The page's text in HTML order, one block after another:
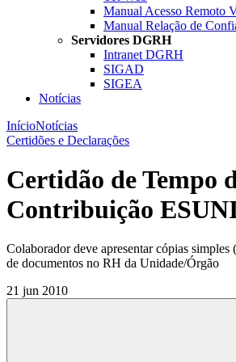
Manual Acesso Remoto
Manual Relação de
Servidores DGRH
Intranet DGRH
SIGAD
SIGEA
Notícias
InícioNotícias
Certidões e Declarações
Certidão de Tempo
Contribuição
Colaborador deve apresentar cópias simples
de documentos no RH da Unidade/Órgão
21 jun 2010